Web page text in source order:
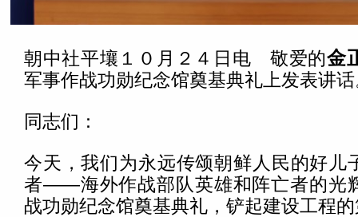
朝中社平壤１０月２４日电 敬爱的金
军事作战功勋纪念馆奠基典礼上发表讲
同志们：
今天，我们为永远传颂朝鲜人民的好儿
者——海外作战部队英雄和阵亡者的光
战功勋纪念馆奠基典礼，铲起建设工程